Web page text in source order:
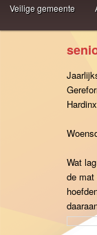
Veilige gemeente
Wat
de mat